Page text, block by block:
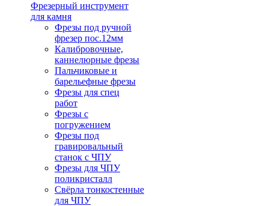
Фрезерный инструмент
для камня
Фрезы под ручной
фрезер пос.12мм
Калибровочные,
каннелюрные фрезы
Пальчиковые и
барельефные фрезы
Фрезы для спец
работ
Фрезы с
погружением
Фрезы под
гравировальный
станок с ЧПУ
Фрезы для ЧПУ
поликристалл
Свёрла тонкостенные
для ЧПУ